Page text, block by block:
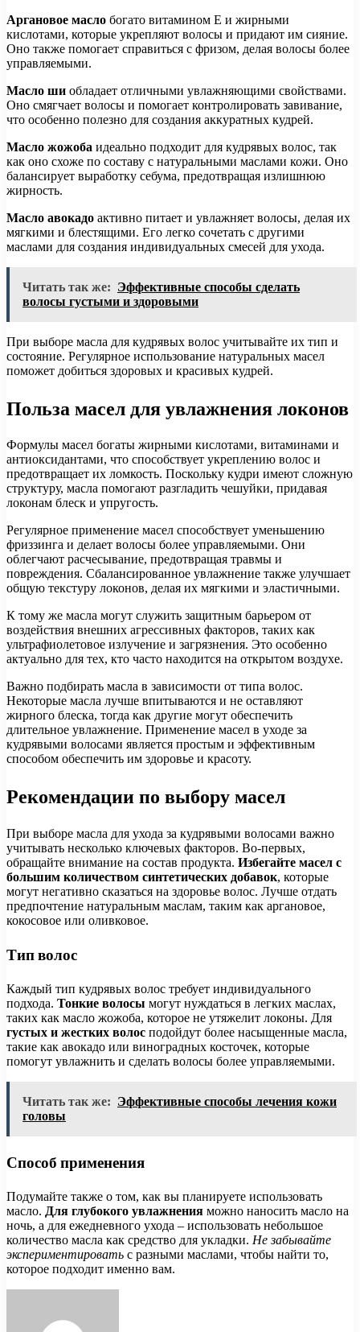
Аргановое масло богато витамином Е и жирными
кислотами, которые укрепляют волосы и придают им сияние.
Оно также помогает справиться с фризом, делая волосы более
управляемыми.
Масло ши обладает отличными увлажняющими свойствами.
Оно смягчает волосы и помогает контролировать завивание,
что особенно полезно для создания аккуратных кудрей.
Масло жожоба идеально подходит для кудрявых волос, так
как оно схоже по составу с натуральными маслами кожи. Оно
балансирует выработку себума, предотвращая излишнюю
жирность.
Масло авокадо активно питает и увлажняет волосы, делая их
мягкими и блестящими. Его легко сочетать с другими
маслами для создания индивидуальных смесей для ухода.
Читать так же: Эффективные способы сделать
волосы густыми и здоровыми
При выборе масла для кудрявых волос учитывайте их тип и
состояние. Регулярное использование натуральных масел
поможет добиться здоровых и красивых кудрей.
Польза масел для увлажнения локонов
Формулы масел богаты жирными кислотами, витаминами и
антиоксидантами, что способствует укреплению волос и
предотвращает их ломкость. Поскольку кудри имеют сложную
структуру, масла помогают разгладить чешуйки, придавая
локонам блеск и упругость.
Регулярное применение масел способствует уменьшению
фриззинга и делает волосы более управляемыми. Они
облегчают расчесывание, предотвращая травмы и
повреждения. Сбалансированное увлажнение также улучшает
общую текстуру локонов, делая их мягкими и эластичными.
К тому же масла могут служить защитным барьером от
воздействия внешних агрессивных факторов, таких как
ультрафиолетовое излучение и загрязнения. Это особенно
актуально для тех, кто часто находится на открытом воздухе.
Важно подбирать масла в зависимости от типа волос.
Некоторые масла лучше впитываются и не оставляют
жирного блеска, тогда как другие могут обеспечить
длительное увлажнение. Применение масел в уходе за
кудрявыми волосами является простым и эффективным
способом обеспечить им здоровье и красоту.
Рекомендации по выбору масел
При выборе масла для ухода за кудрявыми волосами важно
учитывать несколько ключевых факторов. Во-первых,
обращайте внимание на состав продукта. Избегайте масел с
большим количеством синтетических добавок, которые
могут негативно сказаться на здоровье волос. Лучше отдать
предпочтение натуральным маслам, таким как аргановое,
кокосовое или оливковое.
Тип волос
Каждый тип кудрявых волос требует индивидуального
подхода. Тонкие волосы могут нуждаться в легких маслах,
таких как масло жожоба, которое не утяжелит локоны. Для
густых и жестких волос подойдут более насыщенные масла,
такие как авокадо или виноградных косточек, которые
помогут увлажнить и сделать волосы более управляемыми.
Читать так же: Эффективные способы лечения кожи
головы
Способ применения
Подумайте также о том, как вы планируете использовать
масло. Для глубокого увлажнения можно наносить масло на
ночь, а для ежедневного ухода – использовать небольшое
количество масла как средство для укладки. Не забывайте
экспериментировать с разными маслами, чтобы найти то,
которое подходит именно вам.